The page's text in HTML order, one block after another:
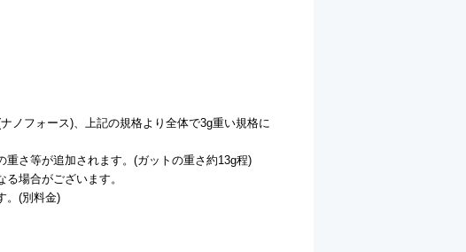
ノフォース)、上記の規格より全体で3g重い規格に
さ等が追加されます。(ガットの重さ約13g程)
場合がございます。
。(別料金)